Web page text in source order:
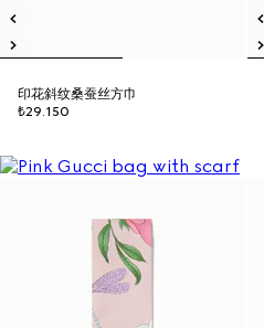
印花斜纹桑蚕丝方巾
₺29.150